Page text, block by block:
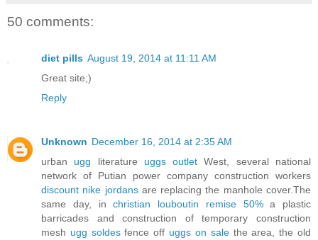
50 comments:
diet pills August 19, 2014 at 11:11 AM
Great site;)
Reply
Unknown December 16, 2014 at 2:35 AM
urban ugg literature uggs outlet West, several national
network of Putian power company construction workers
discount nike jordansare replacing the manhole cover.The
same day, inchristian louboutin remise 50%a plastic
barricades and construction of temporary construction
mesh ugg soldesfence off uggs on salethe area, the old